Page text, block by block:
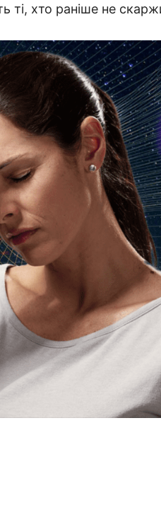
ті, хто раніше не